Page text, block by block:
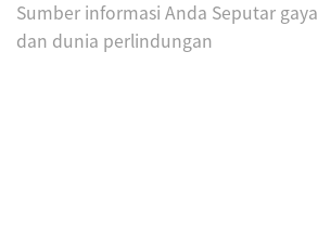
Sumber informasi Anda Seputar
dan dunia perlindungan